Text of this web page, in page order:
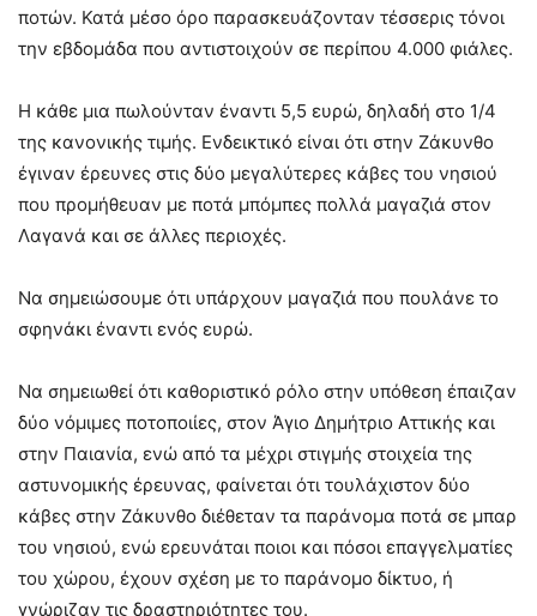
ποτών. Κατά μέσο όρο παρασκευάζονταν τέσσερις τόνοι
την εβδομάδα που αντιστοιχούν σε περίπου 4.000 φιάλες.
Η κάθε μια πωλούνταν έναντι 5,5 ευρώ, δηλαδή στο 1/4
της κανονικής τιμής. Ενδεικτικό είναι ότι στην Ζάκυνθο
έγιναν έρευνες στις δύο μεγαλύτερες κάβες του νησιού
που προμήθευαν με ποτά μπόμπες πολλά μαγαζιά στον
Λαγανά και σε άλλες περιοχές.
Να σημειώσουμε ότι υπάρχουν μαγαζιά που πουλάνε το
σφηνάκι έναντι ενός ευρώ.
Να σημειωθεί ότι καθοριστικό ρόλο στην υπόθεση έπαιζαν
δύο νόμιμες ποτοποιίες, στον Άγιο Δημήτριο Αττικής και
στην Παιανία, ενώ από τα μέχρι στιγμής στοιχεία της
αστυνομικής έρευνας, φαίνεται ότι τουλάχιστον δύο
κάβες στην Ζάκυνθο διέθεταν τα παράνομα ποτά σε μπαρ
του νησιού, ενώ ερευνάται ποιοι και πόσοι επαγγελματίες
του χώρου, έχουν σχέση με το παράνομο δίκτυο, ή
γνώριζαν τις δραστηριότητες του.